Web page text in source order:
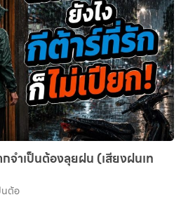
จำเป็นต้องลุยฝน (เสียงฝนเท
นต้อ